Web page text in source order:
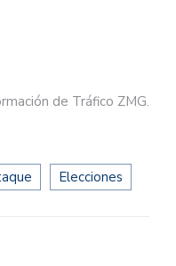
de Tráfico ZMG.
Elecciones